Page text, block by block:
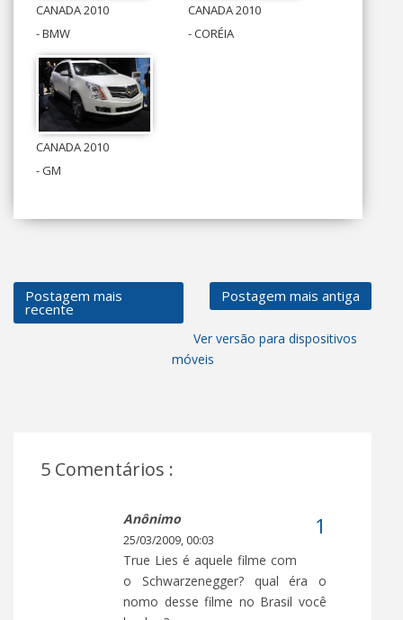
CANADA 2010
- BMW
CANADA 2010
- CORÉIA
CANADA 2010
- GM
Postagem mais
recente
Postagem mais antiga
Ver versão para dispositivos
móveis
5 Comentários :
Anônimo
25/03/2009, 00:03
True Lies é aquele filme com
o Schwarzenegger? qual éra o
nomo desse filme no Brasil você